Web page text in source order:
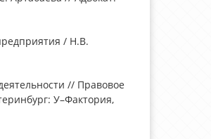
/ Н.В.
// Правовое
У–Фактория,